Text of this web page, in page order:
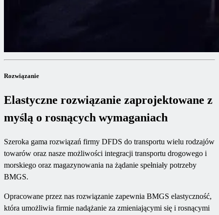
Rozwiązanie
Elastyczne rozwiązanie zaprojektowane z
myślą o rosnących wymaganiach
Szeroka gama rozwiązań firmy DFDS do transportu wielu rodzajów
towarów oraz nasze możliwości integracji transportu drogowego i
morskiego oraz magazynowania na żądanie spełniały potrzeby
BMGS.
Opracowane przez nas rozwiązanie zapewnia BMGS elastyczność,
która umożliwia firmie nadążanie za zmieniającymi się i rosnącymi